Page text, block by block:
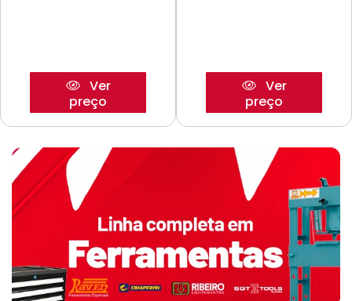
Ver
preço
Ver
preço